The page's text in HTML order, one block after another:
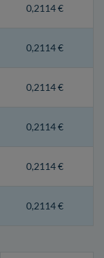
0,2114 €
0,2114 €
0,2114 €
0,2114 €
0,2114 €
0,2114 €